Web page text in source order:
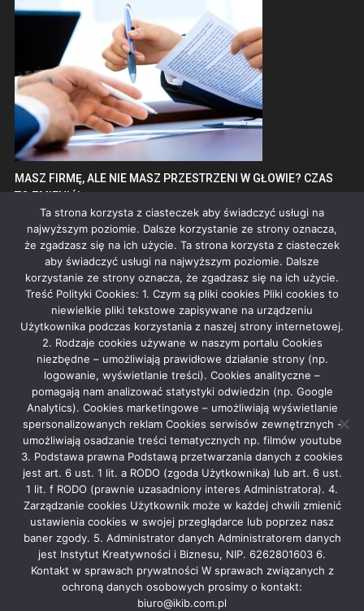
MASZ FIRMĘ, ALE NIE MASZ PRZESTRZENI W GŁOWIE? CZAS
TO ZMIENIĆ!
2025-07-09 admin
Rekla­ma
Grupa Medialna Story|Theme: News Portal byMystery Themes.
Bemowo
Białołęka Bielany Mokotów
Ochota
Praga Północ
Praga Południe Rembertów
Śródmieście
Ursynów Warszawa
Wesoła
Włochy
WYDARZENIA
Ta strona korzysta z ciasteczek aby świadczyć usługi na
najwyższym poziomie. Dalsze korzystanie ze strony oznacza,
że zgadzasz się na ich użycie. Ta strona korzysta z ciasteczek
aby świadczyć usługi na najwyższym poziomie. Dalsze
korzystanie ze strony oznacza, że zgadzasz się na ich użycie.
Treść Polityki Cookies: 1. Czym są pliki cookies Pliki cookies to
niewielkie pliki tekstowe zapisywane na urządzeniu
Użytkownika podczas korzystania z naszej strony internetowej.
2. Rodzaje cookies używane w naszym portalu Cookies
niezbędne – umożliwiają prawidłowe działanie strony (np.
logowanie, wyświetlanie treści). Cookies analityczne –
pomagają nam analizować statystyki odwiedzin (np. Google
Analytics). Cookies marketingowe – umożliwiają wyświetlanie
spersonalizowanych reklam Cookies serwisów zewnętrznych -
umożliwiają osadzanie treści tematycznych np. filmów youtube
3. Podstawa prawna Podstawą przetwarzania danych z cookies
jest art. 6 ust. 1 lit. a RODO (zgoda Użytkownika) lub art. 6 ust.
1 lit. f RODO (prawnie uzasadniony interes Administratora). 4.
Zarządzanie cookies Użytkownik może w każdej chwili zmienić
ustawienia cookies w swojej przeglądarce lub poprzez nasz
baner zgody. 5. Administrator danych Administratorem danych
jest Instytut Kreatywności i Biznesu, NIP. 6262801603 6.
Kontakt w sprawach prywatności W sprawach związanych z
ochroną danych osobowych prosimy o kontakt:
biuro@ikib.com.pl